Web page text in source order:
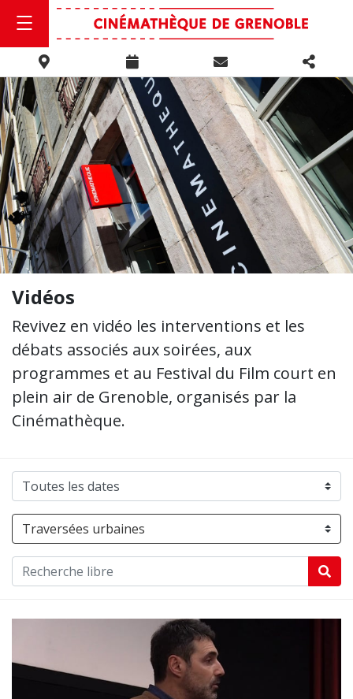
Vidéos
Revivez en vidéo les interventions et les
débats associés aux soirées, aux
programmes et au Festival du Film court en
plein air de Grenoble, organisés par la
Cinémathèque.